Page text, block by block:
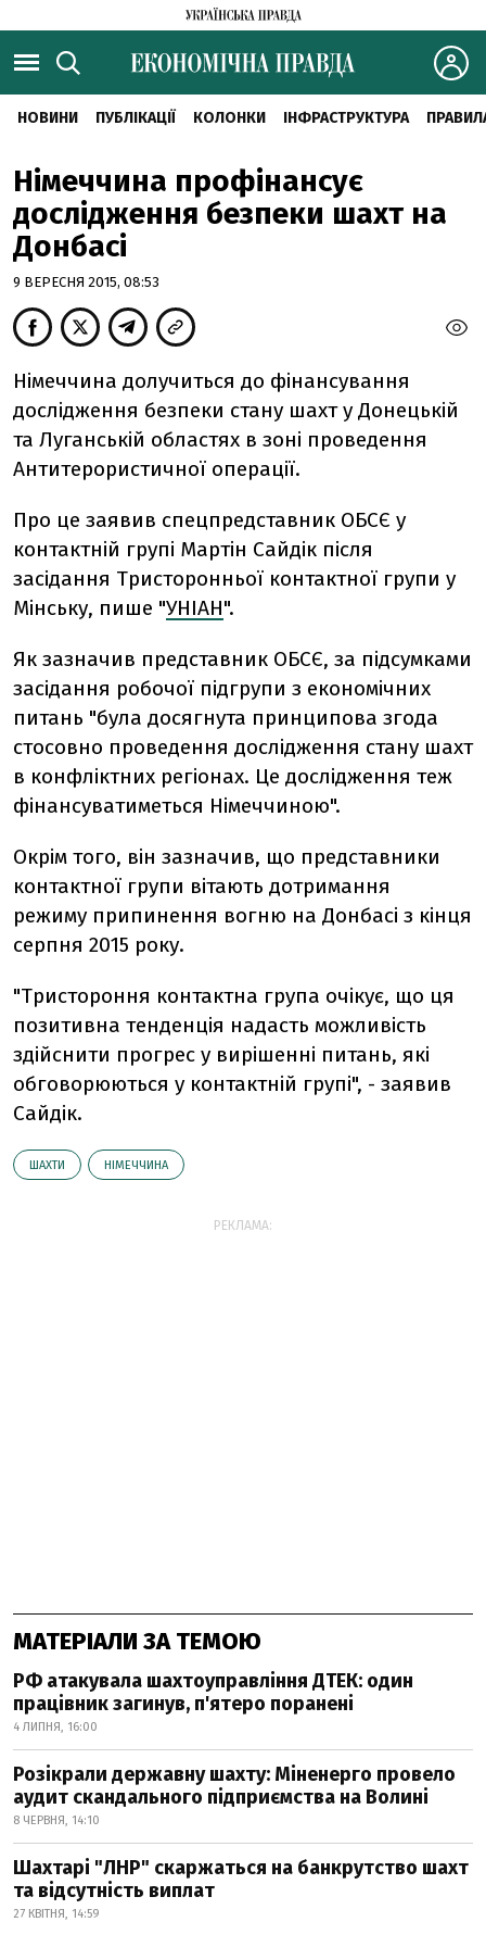
НОВИНИ ПУБЛІКАЦІЇ КОЛОНКИ ІНФРАСТРУКТУРА
Німеччина профінансує
дослідження безпеки шахт на
Донбасі
9 ВЕРЕСНЯ 2015, 08:53
Німеччина долучиться до фінансування
дослідження безпеки стану шахт у Донецькій
та Луганській областях в зоні проведення
Антитерористичної операції.
Про це заявив спецпредставник ОБСЄ у
контактній групі Мартін Сайдік після
засідання Тристоронньої контактної групи у
Мінську, пише "УНІАН".
Як зазначив представник ОБСЄ, за підсумками
засідання робочої підгрупи з економічних
питань "була досягнута принципова згода
стосовно проведення дослідження стану шахт
в конфліктних регіонах. Це дослідження теж
фінансуватиметься Німеччиною".
Окрім того, він зазначив, що представники
контактної групи вітають дотримання
режиму припинення вогню на Донбасі з кінця
серпня 2015 року.
"Тристороння контактна група очікує, що ця
позитивна тенденція надасть можливість
здійснити прогрес у вирішенні питань, які
обговорюються у контактній групі", - заявив
Сайдік.
ШАХТИ НІМЕЧЧИНА
РЕКЛАМА:
МАТЕРІАЛИ ЗА ТЕМОЮ
РФ атакувала шахтоуправління ДТЕК: один
працівник загинув, п'ятеро поранені
4 ЛИПНЯ, 16:00
Розікрали державну шахту: Міненерго провело
аудит скандального підприємства на Волині
8 ЧЕРВНЯ, 14:10
Шахтарі "ЛНР" скаржаться на банкрутство шахт
та відсутність виплат
27 КВІТНЯ, 14:59